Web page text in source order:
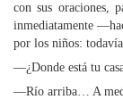
con sus oraciones,
inmediatamente
por los niños:
—¿Donde está tu
—Río arriba… A